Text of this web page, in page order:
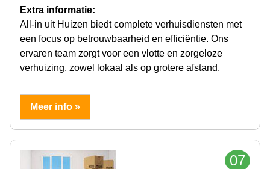
Extra informatie:
All-in uit Huizen biedt complete verhuisdiensten met
een focus op betrouwbaarheid en efficiëntie. Ons
ervaren team zorgt voor een vlotte en zorgeloze
verhuizing, zowel lokaal als op grotere afstand.
Meer info »
07